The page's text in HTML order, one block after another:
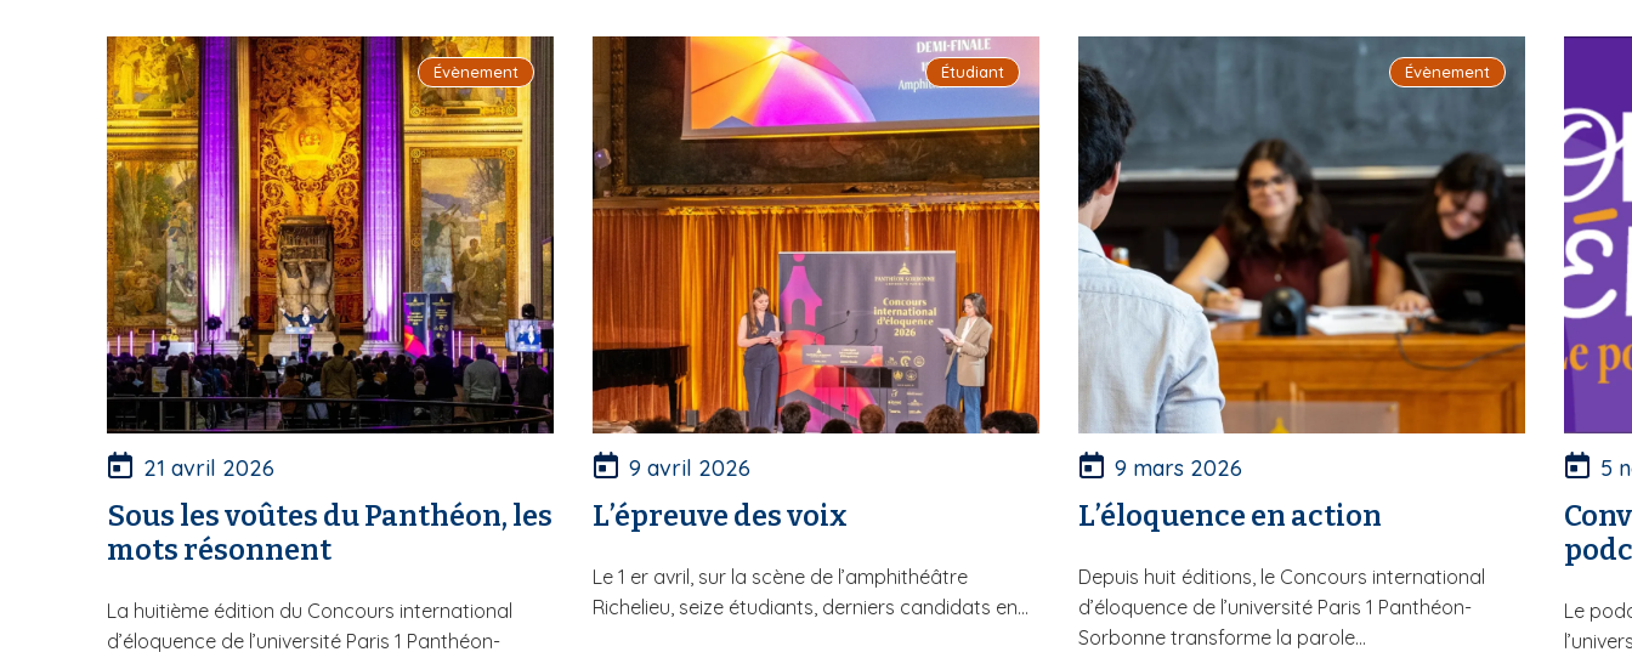
Évènement
21 avril 2026
Sous les voûtes du Panthéon, les
mots résonnent
La huitième édition du Concours international
d’éloquence de l’université Paris 1 Panthéon-
Étudiant
9 avril 2026
L’épreuve des voix
Le 1 er avril, sur la scène de l’amphithéâtre
Richelieu, seize étudiants, derniers candidats en...
Évènement
9 mars 2026
L’éloquence en action
Depuis huit éditions, le Concours international
d’éloquence de l’université Paris 1 Panthéon-
Sorbonne transforme la parole...
5
Le